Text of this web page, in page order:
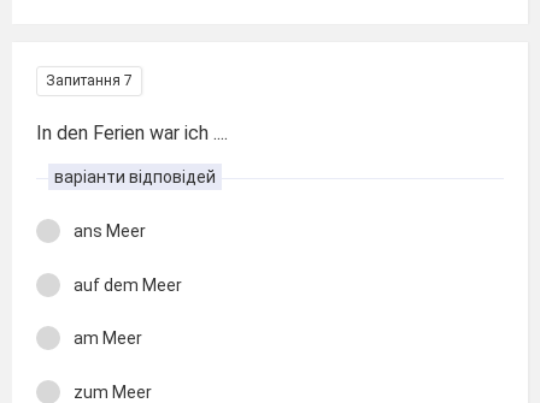
Запитання 7
In den Ferien war ich ....
варіанти відповідей
ans Meer
auf dem Meer
am Meer
zum Meer